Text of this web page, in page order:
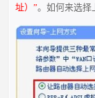
址）”。如何来选择